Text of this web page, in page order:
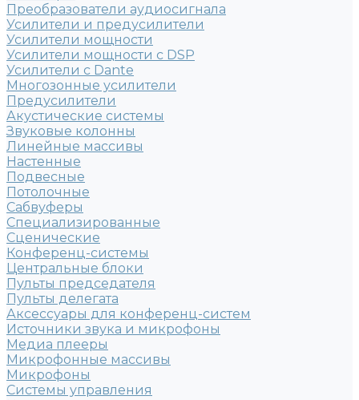
Преобразователи аудиосигнала
Усилители и предусилители
Усилители мощности
Усилители мощности с DSP
Усилители с Dante
Многозонные усилители
Предусилители
Акустические системы
Звуковые колонны
Линейные массивы
Настенные
Подвесные
Потолочные
Сабвуферы
Специализированные
Сценические
Конференц-системы
Центральные блоки
Пульты председателя
Пульты делегата
Аксессуары для конференц-систем
Источники звука и микрофоны
Медиа плееры
Микрофонные массивы
Микрофоны
Системы управления